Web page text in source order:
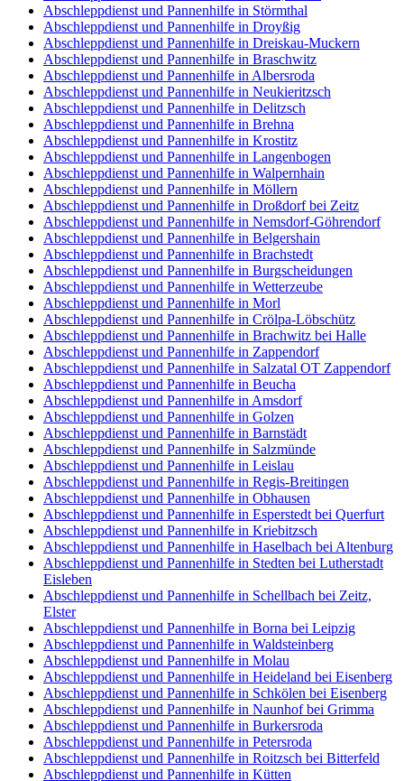
Abschleppdienst und Pannenhilfe in Störmthal
Abschleppdienst und Pannenhilfe in Droyßig
Abschleppdienst und Pannenhilfe in Dreiskau-Muckern
Abschleppdienst und Pannenhilfe in Braschwitz
Abschleppdienst und Pannenhilfe in Albersroda
Abschleppdienst und Pannenhilfe in Neukieritzsch
Abschleppdienst und Pannenhilfe in Delitzsch
Abschleppdienst und Pannenhilfe in Brehna
Abschleppdienst und Pannenhilfe in Krostitz
Abschleppdienst und Pannenhilfe in Langenbogen
Abschleppdienst und Pannenhilfe in Walpernhain
Abschleppdienst und Pannenhilfe in Möllern
Abschleppdienst und Pannenhilfe in Droßdorf bei Zeitz
Abschleppdienst und Pannenhilfe in Nemsdorf-Göhrendorf
Abschleppdienst und Pannenhilfe in Belgershain
Abschleppdienst und Pannenhilfe in Brachstedt
Abschleppdienst und Pannenhilfe in Burgscheidungen
Abschleppdienst und Pannenhilfe in Wetterzeube
Abschleppdienst und Pannenhilfe in Morl
Abschleppdienst und Pannenhilfe in Crölpa-Löbschütz
Abschleppdienst und Pannenhilfe in Brachwitz bei Halle
Abschleppdienst und Pannenhilfe in Zappendorf
Abschleppdienst und Pannenhilfe in Salzatal OT Zappendorf
Abschleppdienst und Pannenhilfe in Beucha
Abschleppdienst und Pannenhilfe in Amsdorf
Abschleppdienst und Pannenhilfe in Golzen
Abschleppdienst und Pannenhilfe in Barnstädt
Abschleppdienst und Pannenhilfe in Salzmünde
Abschleppdienst und Pannenhilfe in Leislau
Abschleppdienst und Pannenhilfe in Regis-Breitingen
Abschleppdienst und Pannenhilfe in Obhausen
Abschleppdienst und Pannenhilfe in Esperstedt bei Querfurt
Abschleppdienst und Pannenhilfe in Kriebitzsch
Abschleppdienst und Pannenhilfe in Haselbach bei Altenburg
Abschleppdienst und Pannenhilfe in Stedten bei Lutherstadt
Eisleben
Abschleppdienst und Pannenhilfe in Schellbach bei Zeitz,
Elster
Abschleppdienst und Pannenhilfe in Borna bei Leipzig
Abschleppdienst und Pannenhilfe in Waldsteinberg
Abschleppdienst und Pannenhilfe in Molau
Abschleppdienst und Pannenhilfe in Heideland bei Eisenberg
Abschleppdienst und Pannenhilfe in Schkölen bei Eisenberg
Abschleppdienst und Pannenhilfe in Naunhof bei Grimma
Abschleppdienst und Pannenhilfe in Burkersroda
Abschleppdienst und Pannenhilfe in Petersroda
Abschleppdienst und Pannenhilfe in Roitzsch bei Bitterfeld
Abschleppdienst und Pannenhilfe in Kütten